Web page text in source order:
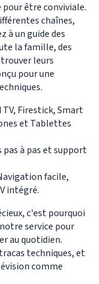
être conviviale.
chaînes,
à un guide des
la famille, des
leurs
pour une
TV, Firestick, Smart
et Tablettes
pas à pas et support
facile,
intégré.
c'est pourquoi
service pour
au quotidien.
techniques, et
comme